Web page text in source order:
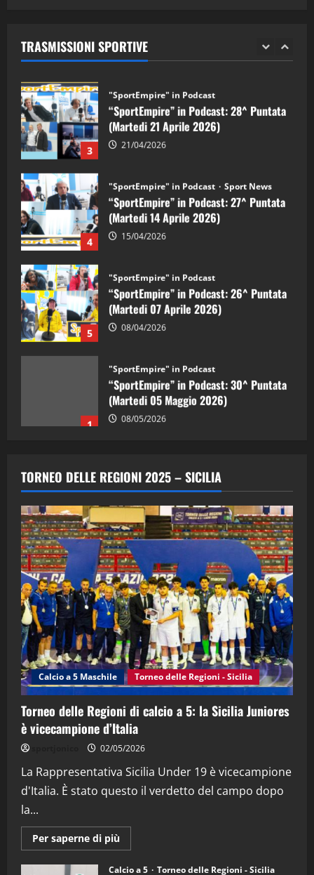
TRASMISSIONI SPORTIVE
2 28/04/2026
3
“SportEmpire” in Podcast: 28^ Puntata
(Martedi 21 Aprile 2026)
4
“SportEmpire” in Podcast: 27^ Puntata
(Martedi 14 Aprile 2026)
5
“SportEmpire” in Podcast: 26^ Puntata
(Martedi 07 Aprile 2026)
1
“SportEmpire” in Podcast: 30^ Puntata
(Martedi 05 Maggio 2026)
2
“SportEmpire” in Podcast: 29^ Puntata
(Martedi 28 Aprile 2026)
28/04/2026
3
"SportEmpire" in Podcast
“SportEmpire” in Podcast: 28^ Puntata
(Martedi 21 Aprile 2026)
21/04/2026
4
"SportEmpire" in Podcast Sport News
“SportEmpire” in Podcast: 27^ Puntata
(Martedi 14 Aprile 2026)
15/04/2026
"SportEmpire" in Podcast
“SportEmpire” in Podcast: 26^ Puntata
08/04/2026
TORNEO DELLE REGIONI 2025 – SICILIA
Calcio a 5 Maschile Torneo delle Regioni - Sicilia
Torneo delle Regioni di calcio a 5: la Sicilia Juniores
è vicecampione d’Italia
02/05/2026
La Rappresentativa Sicilia Under 19 è vicecampione
d'Italia. È stato questo il verdetto del campo dopo
la...
Per saperne di più
informazioni
Torneo
Calcio a 5 Torneo delle Regioni - Sicilia